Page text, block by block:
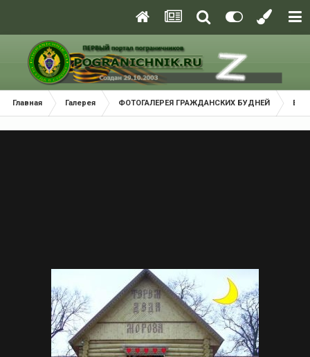
Главная Галерея ФОТОГАЛЕРЕЯ ГРАЖДАНСКИХ БУДНЕЙ